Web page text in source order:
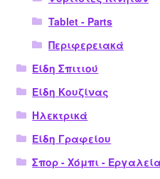
Tablet - Parts
Περιφερειακά
Είδη Σπιτιού
Είδη Κουζίνας
Ηλεκτρικά
Είδη Γραφείου
Σπορ - Χόμπι - Εργαλεία